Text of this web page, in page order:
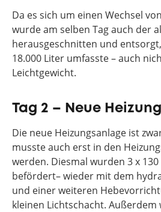
Da es sich um einen Wechsel
wurde am selben Tag auch der
herausgeschnitten und
18.000 Liter umfasste – auch
Leichtgewicht.
Tag 2 – Neue
Die neue Heizungsanlage ist
musste auch erst in den
werden. Diesmal wurden 3 x
befördert– wieder mit dem
und einer weiteren
kleinen Lichtschacht. Außerdem